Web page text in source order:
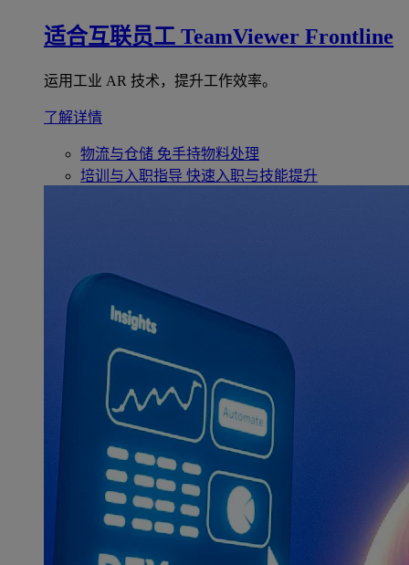
适合互联员工 TeamViewer Frontline
运用工业 AR 技术，提升工作效率。
了解详情
物流与仓储 免手持物料处理
培训与入职指导 快速入职与技能提升